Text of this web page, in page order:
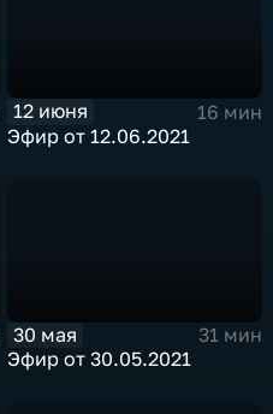
12 июня
16 мин
Эфир от 12.06.2021
30 мая
31 мин
Эфир от 30.05.2021